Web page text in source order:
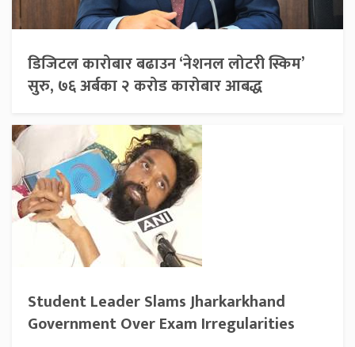
डिजिटल कारोबार बढाउन ‘नेशनल लोटरी स्किम’
सुरु, ७६ अर्बका २ करोड कारोबार आबद्ध
Student Leader Slams Jharkarkhand
Government Over Exam Irregularities